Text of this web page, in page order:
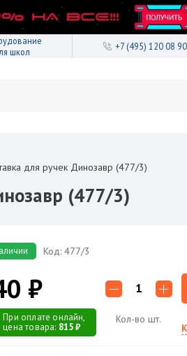
школ
+7 (495) 120 08 90
для ручек Динозавр (477/3)
(477/3)
Код: 477/3
₽
При оплате онлайн,
цена товара: 815 ₽
1
Кол-во шт.